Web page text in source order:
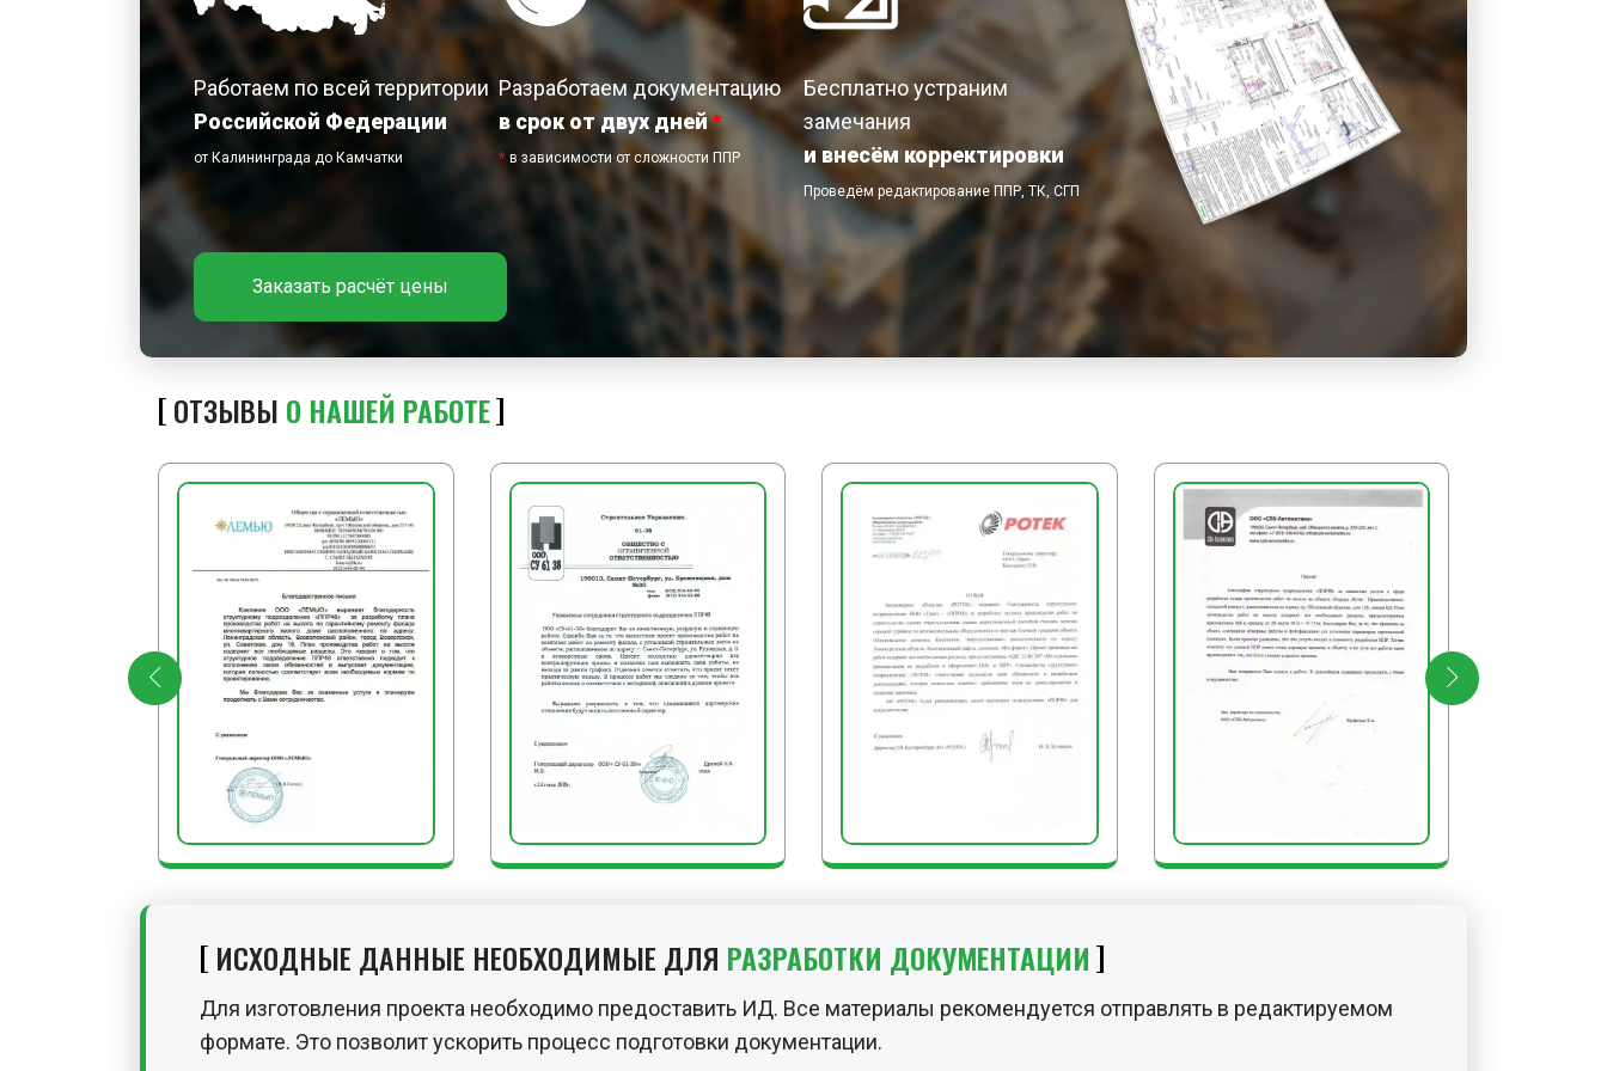
устанавливают в проектное положение. Проектное
закрепление выполняют на болтах после инструментальной
проверки точности положения. Болтами заполняют 1/3 всех
отверстий, но не менее двух. Затем выполняют
антикоррозийную обработку.
ЗАКЛЮЧИТЕЛЬНЫЕ РАБОТЫ
По завершении работ проводят уборку территории от
мусора, возвращают инструменты и технические средства
в места хранения, снимают сигнальные ограждения и
Работаем по всей территории
Российской Федерации
от Калининграда до Камчатки
Разработаем документацию
в срок от двух дней*
* в зависимости от сложности ППР
Бесплатно устраним
замечания
и внесём корректировки
Проведём редактирование ППР, ТК, СГП
Заказать расчёт цены
ОТЗЫВЫ О НАШЕЙ РАБОТЕ
ИСХОДНЫЕ ДАННЫЕ НЕОБХОДИМЫЕ ДЛЯ РАЗРАБОТКИ ДОКУМЕНТАЦИИ
Для изготовления проекта необходимо предоставить ИД. Все материалы рекомендуется отправлять в редактируемом
формате. Это позволит ускорить процесс подготовки документации.